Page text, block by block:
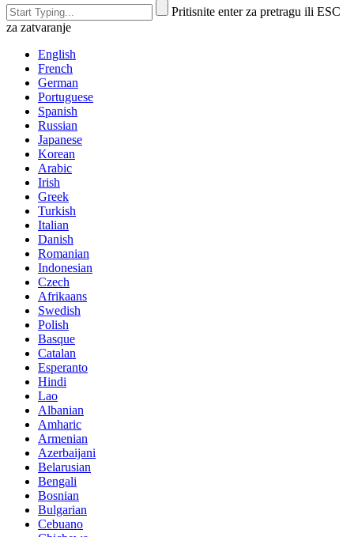
Pritisnite enter za pretragu ili ESC
za zatvaranje
English
French
German
Portuguese
Spanish
Russian
Japanese
Korean
Arabic
Irish
Greek
Turkish
Italian
Danish
Romanian
Indonesian
Czech
Afrikaans
Swedish
Polish
Basque
Catalan
Esperanto
Hindi
Lao
Albanian
Amharic
Armenian
Azerbaijani
Belarusian
Bengali
Bosnian
Bulgarian
Cebuano